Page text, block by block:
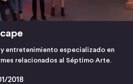
y entretenimiento especializado en
relacionados al Séptimo Arte.
2018